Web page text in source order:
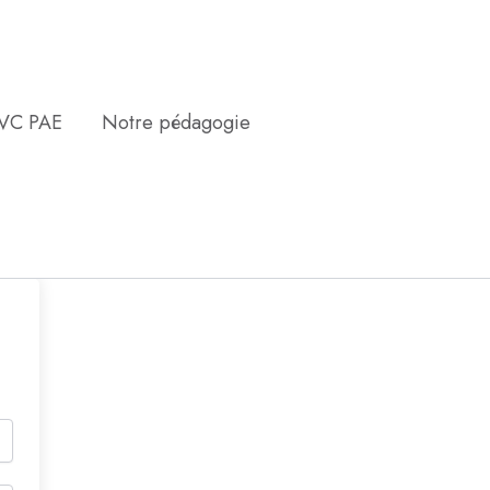
PAE Notre pédagogie